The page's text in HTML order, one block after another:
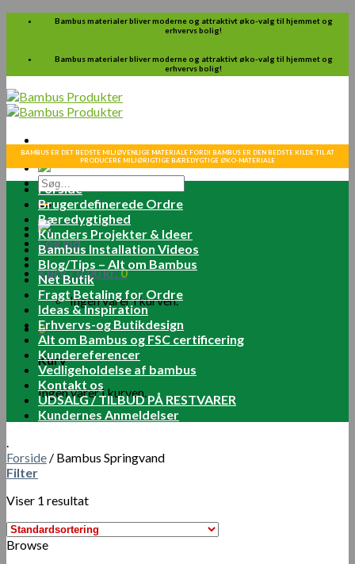
Skip
Bambus materialer bliver moderne og attraktivt øko-valg til hjemmet og
erhvervs bolig!
Bambus materialer bliver moderne og attraktivt øko-valg til hjemmet og
erhvervs bolig!
Søg
efter:
Log ind
Kurv /0.00kr.0
Ingen varer i kurven.
0
Kurv
Ingen varer i kurven.
BAMBUS ER DET BEDSTE MILJØVENLIGE MATERIALE FORDI BAMBUS ER DEN BEDSTE KILDE TIL AT
PRODUCERE MILJØRIGTIGE BÆREDYGTIGE ØKO-MATERIALE
Forside
Brugerdefinerede Ordre
Bæredygtighed
Kunders Projekter & Ideer
Bambus Installation Videos
Blog/Tips – Alt om Bambus
Net Butik
Fragt Betaling for Ordre
Ideas & Inspiration
Erhvervs-og Butikdesign
Alt om Bambus og FSC certificering
Kundereferencer
Vedligeholdelse af bambus
Kontakt os
UDSALG / TILBUD PÅ RESTVARER
Kundernes Anmeldelser
.
Forside / Bambus Springvand
Filter
Viser 1 resultat
Browse